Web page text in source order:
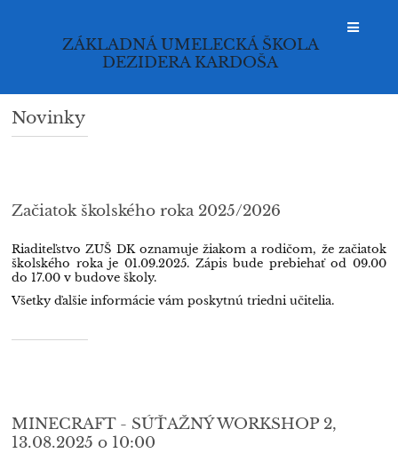
ZÁKLADNÁ UMELECKÁ ŠKOLA
DEZIDERA KARDOŠA
Novinky
Novinky
Začiatok školského roka 2025/2026
Riaditeľstvo ZUŠ DK oznamuje žiakom a rodičom, že začiatok
školského roka je 01.09.2025. Zápis bude prebiehať od 09.00
do 17.00 v budove školy.
Všetky ďalšie informácie vám poskytnú triedni učitelia.
MINECRAFT - SÚŤAŽNÝ WORKSHOP 2,
13.08.2025 o 10:00